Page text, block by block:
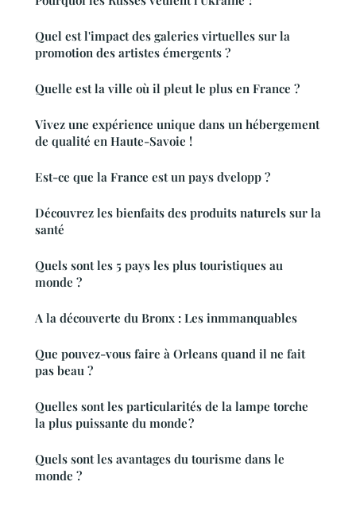
Quel est l'impact des galeries virtuelles sur la
promotion des artistes émergents ?
Quelle est la ville où il pleut le plus en France ?
Vivez une expérience unique dans un hébergement
de qualité en Haute-Savoie !
Est-ce que la France est un pays dvelopp ?
Découvrez les bienfaits des produits naturels sur la
santé
Quels sont les 5 pays les plus touristiques au
monde ?
A la découverte du Bronx : Les inmmanquables
Que pouvez-vous faire à Orleans quand il ne fait
pas beau ?
Quelles sont les particularités de la lampe torche
la plus puissante du monde ?
Quels sont les avantages du tourisme dans le
monde ?